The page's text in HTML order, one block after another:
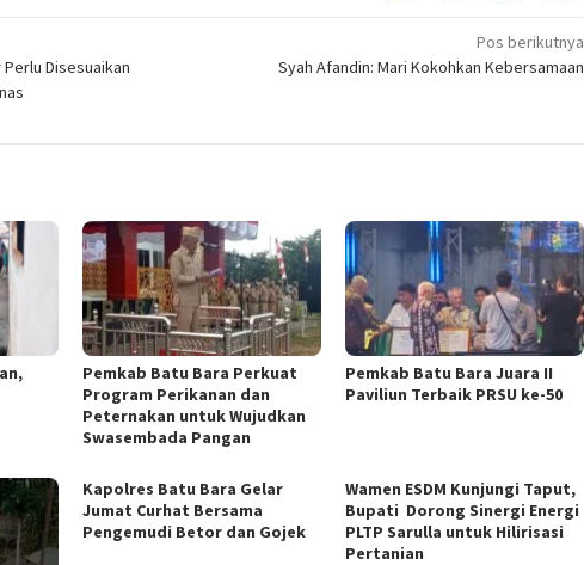
Disesuaikan
Pos berikutnya
Syah Afandin: Mari Kokohkan Kebersamaan
Pemkab Batu Bara Perkuat
Program Perikanan dan
Peternakan untuk Wujudkan
Swasembada Pangan
Pemkab Batu Bara Juara II
Paviliun Terbaik PRSU ke-50
Kapolres Batu Bara Gelar
Jumat Curhat Bersama
Pengemudi Betor dan Gojek
Wamen ESDM Kunjungi Taput,
Bupati Dorong Sinergi Energi
PLTP Sarulla untuk Hilirisasi
Pertanian